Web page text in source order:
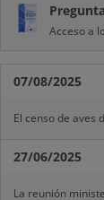
Acceso a
07/08/2025
El censo de aves
27/06/2025
La reunión